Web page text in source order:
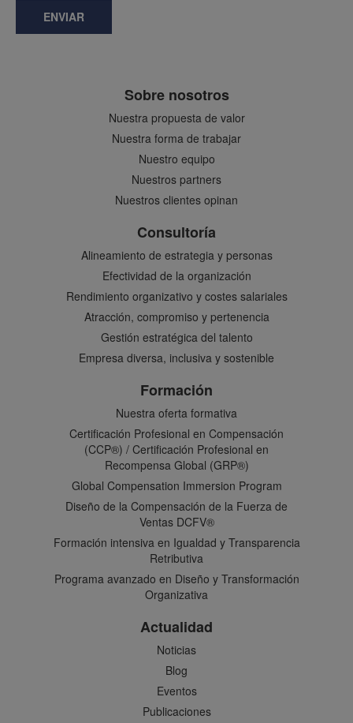
ENVIAR
Sobre nosotros
Nuestra propuesta de valor
Nuestra forma de trabajar
Nuestro equipo
Nuestros partners
Nuestros clientes opinan
Consultoría
Alineamiento de estrategia y personas
Efectividad de la organización
Rendimiento organizativo y costes salariales
Atracción, compromiso y pertenencia
Gestión estratégica del talento
Empresa diversa, inclusiva y sostenible
Formación
Nuestra oferta formativa
Certificación Profesional en Compensación
(CCP®) / Certificación Profesional en
Recompensa Global (GRP®)
Global Compensation Immersion Program
Diseño de la Compensación de la Fuerza de
Ventas DCFV®
Formación intensiva en Igualdad y Transparencia
Retributiva
Programa avanzado en Diseño y Transformación
Organizativa
Actualidad
Noticias
Blog
Eventos
Publicaciones